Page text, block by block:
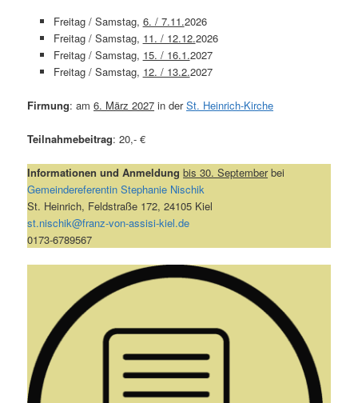
Freitag / Samstag, 6. / 7.11.2026
Freitag / Samstag, 11. / 12.12.2026
Freitag / Samstag, 15. / 16.1.2027
Freitag / Samstag, 12. / 13.2.2027
Firmung: am6. März 2027 in derSt. Heinrich-Kirche
Teilnahmebeitrag: 20,- €
Informationen und Anmeldung bis 30. Septemberbei
Gemeindereferentin Stephanie Nischik
St. Heinrich, Feldstraße 172, 24105 Kiel
st.nischik@franz-von-assisi-kiel.de
0173-6789567